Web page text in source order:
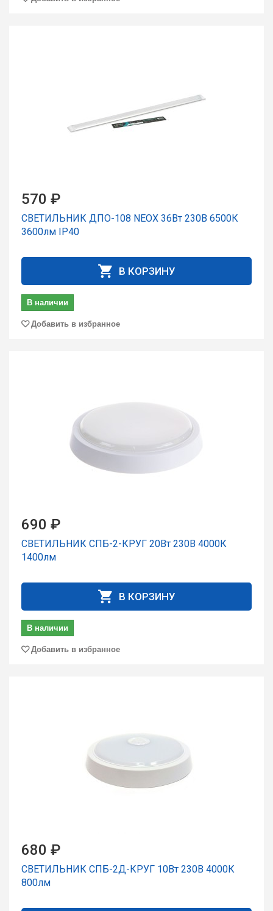
570 ₽
СВЕТИЛЬНИК ДПО-108 NEOX 36Вт 230В 6500К
3600лм IP40
В КОРЗИНУ
В наличии
Добавить в избранное
690 ₽
СВЕТИЛЬНИК СПБ-2-КРУГ 20Вт 230В 4000К
1400лм
В КОРЗИНУ
В наличии
Добавить в избранное
680 ₽
СВЕТИЛЬНИК СПБ-2Д-КРУГ 10Вт 230В 4000К
800лм